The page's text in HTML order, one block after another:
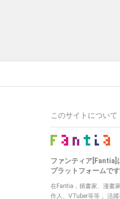
このサイトについて
ファンティア[Fantia]
プラットフォームです
在Fantia，插畫家、漫畫
作人、VTuber等等， 活